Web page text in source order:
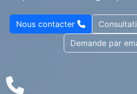
Nous contacter
Demande par